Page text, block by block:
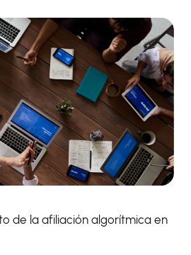
de la afiliación algorítmica en